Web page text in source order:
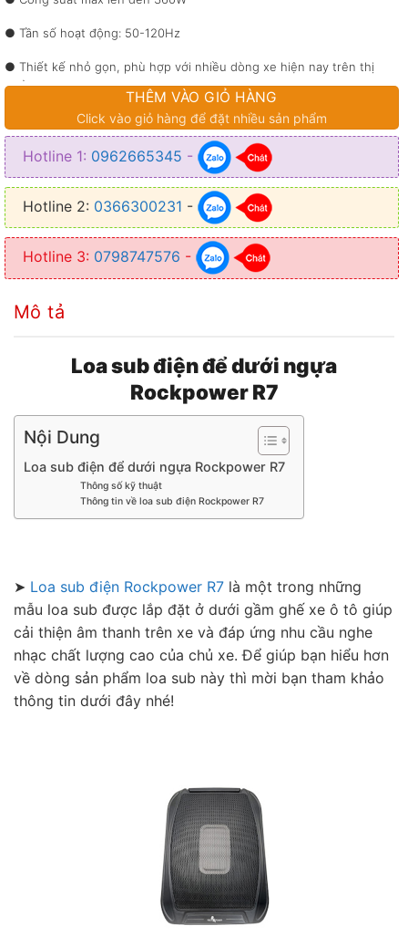
● Tần số hoạt động: 50-120Hz
● Thiết kế nhỏ gọn, phù hợp với nhiều dòng xe hiện nay trên thị
trường
● Dễ dàng lắp đặt và thường loa sub sẽ được lắp ở ghế lái hoặc phụ
xe
● Lắp đặt chỉ trong vòng 2 tiếng
● Sản phẩm loa sub chính hãng và được bảo hành lên tới 24 tháng
THÊM VÀO GIỎ HÀNG
Click vào giỏ hàng để đặt nhiều sản phẩm
Hotline 1: 0962665345 -
Hotline 2: 0366300231 -
Hotline 3: 0798747576 -
Mô tả
Loa sub điện để dưới ngựa
Rockpower R7
Nội Dung
Loa sub điện để dưới ngựa Rockpower R7
Thông số kỹ thuật
Thông tin về loa sub điện Rockpower R7
➤ Loa sub điện Rockpower R7 là một trong những
mẫu loa sub được lắp đặt ở dưới gầm ghế xe ô tô giúp
cải thiện âm thanh trên xe và đáp ứng nhu cầu nghe
nhạc chất lượng cao của chủ xe. Để giúp bạn hiểu hơn
về dòng sản phẩm loa sub này thì mời bạn tham khảo
thông tin dưới đây nhé!